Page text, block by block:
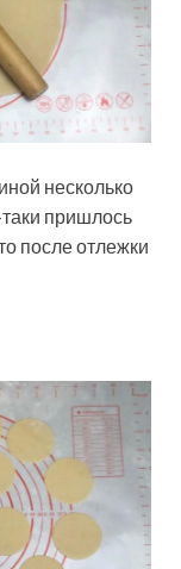
несколько
пришлось
после отлежки